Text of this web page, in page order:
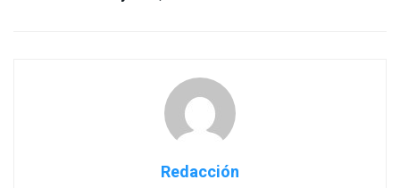
Redacción